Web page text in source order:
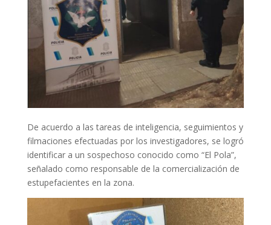
De acuerdo a las tareas de inteligencia, seguimientos y
filmaciones efectuadas por los investigadores, se logró
identificar a un sospechoso conocido como “El Pola”,
señalado como responsable de la comercialización de
estupefacientes en la zona.